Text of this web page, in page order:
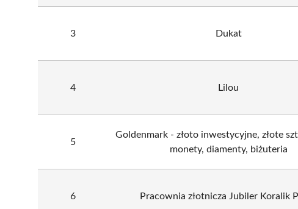
3 Dukat
4 Lilou
5
Goldenmark - złoto inwestycyjne, złote
monety, diamenty, biżuteria
6 Pracownia złotnicza Jubiler Koralik